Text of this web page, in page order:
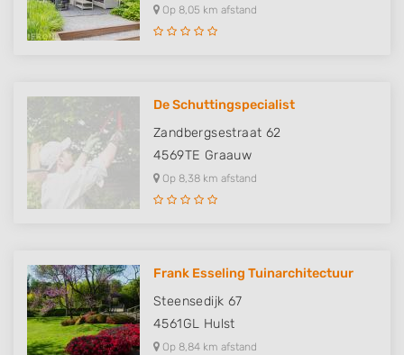
Op 8,05 km afstand
De Schuttingspecialist
Zandbergsestraat 62
4569TE Graauw
Op 8,38 km afstand
Frank Esseling Tuinarchitectuur
Steensedijk 67
4561GL Hulst
Op 8,84 km afstand